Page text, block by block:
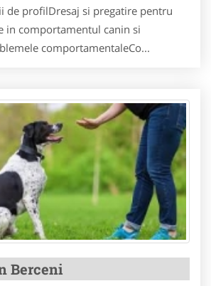
de profilDresaj si pregatire pentru
in comportamentul canin si
comportamentaleCo...
Berceni